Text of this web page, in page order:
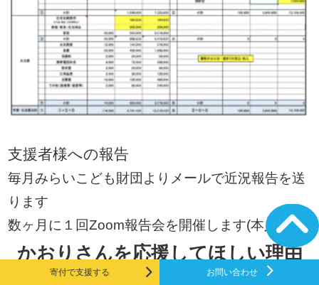
支援者様への報告
毎月みらいこども財団よりメールで近況報告を送
ります
数ヶ月に１回Zoom報告会を開催します(本人出席)
かおりさんを応援してほしい理由
寄付で支援する お問い合わせ